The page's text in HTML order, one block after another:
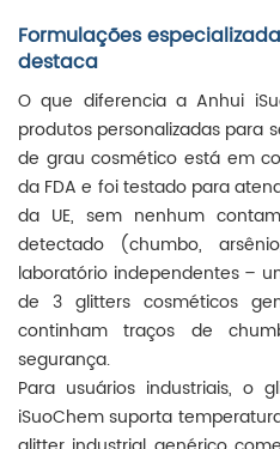
Formulações
destaca
O que diferencia a Anhui
produtos personalizadas para
de grau cosmético está em
da FDA e foi testado para
da UE, sem nenhum
detectado (chumbo,
laboratório independentes –
de 3 glitters cosméticos
continham traços de
segurança.
Para usuários industriais, o
iSuoChem suporta